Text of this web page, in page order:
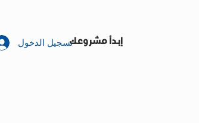
تسجيل الدخولإبدأ مشروعك